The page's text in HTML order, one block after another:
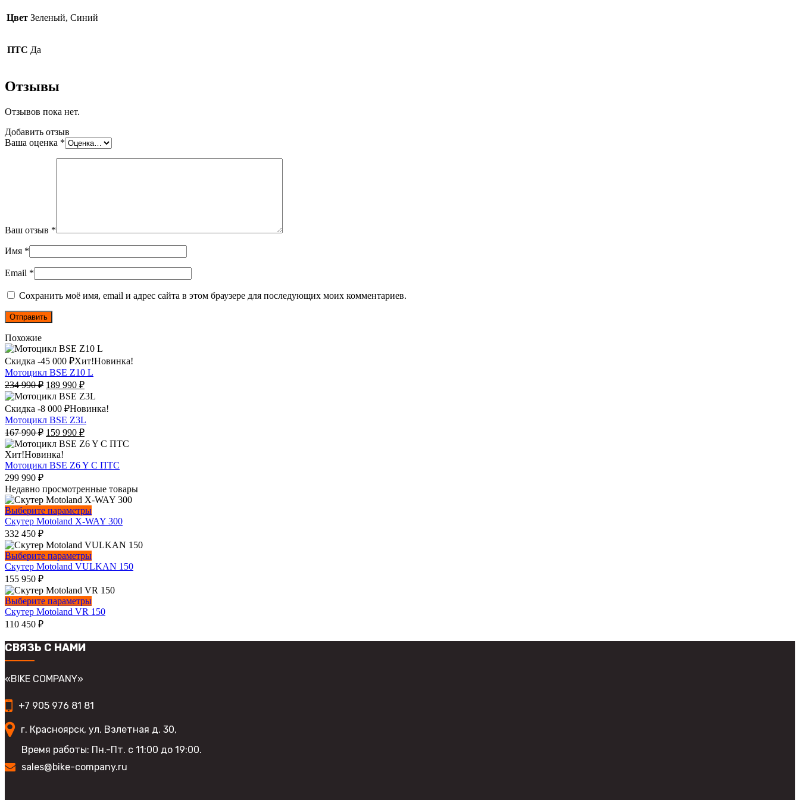
Цвет Зеленый, Синий
ПТС Да
Отзывы
Отзывов пока нет.
Добавить отзыв
Ваша оценка *
Ваш отзыв *
Имя *
Email *
Сохранить моё имя, email и адрес сайта в этом браузере для последующих моих комментариев.
Похожие
Этот
товар
имеет
несколько
вариаций.
Опции
можно
выбрать
на
странице
товара.
Скидка -45 000 ₽Хит!Новинка!
Мотоцикл BSE Z10 L
234 990₽ Первоначальная
цена
составляла
234
990
₽.
189 990 ₽Текущая
цена:
990
₽.
Этот
товар
имеет
несколько
вариаций.
Опции
можно
выбрать
на
странице
товара.
Скидка -8 000 ₽Новинка!
Мотоцикл BSE Z3L
167 990₽ Первоначальная
цена
составляла
167
990
₽.
159 990 ₽Текущая
цена:
990
Хит!Новинка!
Мотоцикл BSE Z6 Y С ПТС
299 990 ₽
Недавно просмотренные товары
Выберите параметрыЭтот
товар
несколько
вариаций.
Опции
можно
выбрать
на
странице
товара.
Скутер Motoland X-WAY 300
332 450 ₽
Выберите параметрыЭтот
товар
несколько
вариаций.
Опции
можно
на
Скутер Motoland VULKAN 150
155 950 ₽
Выберите параметрыЭтот
товар
вариаций.
товара.
Скутер Motoland VR 150
110 450 ₽
СВЯЗЬ С НАМИ
«BIKE COMPANY»
+7 905 976 81 81
г. Красноярск, ул. Взлетная д. 30,
Время работы: Пн.-Пт. с 11:00 до 19:00.
sales@bike-company.ru